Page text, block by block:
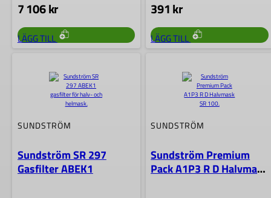
7 106kr
LÄGG TILL
såsom helmask…
391kr
LÄGG TILL
SUNDSTRÖM
Sundström SR 297
Gasfilter ABEK1
SUNDSTRÖM
Sundström Premium
Pack A1P3 R D Halvmask